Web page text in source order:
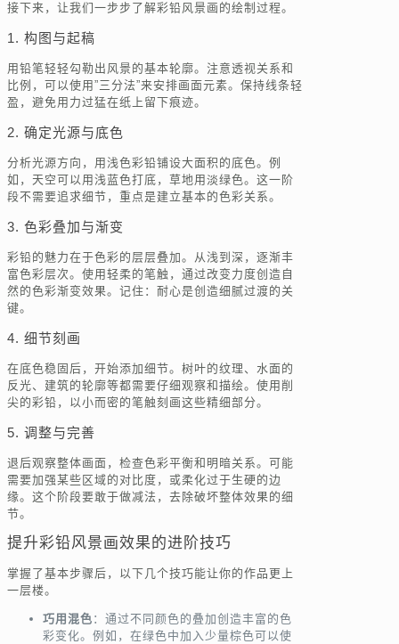
接下来，让我们一步步了解彩铅风景画的绘制过程。
1. 构图与起稿
用铅笔轻轻勾勒出风景的基本轮廓。注意透视关系和
比例，可以使用”三分法”来安排画面元素。保持线条轻
盈，避免用力过猛在纸上留下痕迹。
2. 确定光源与底色
分析光源方向，用浅色彩铅铺设大面积的底色。例
如，天空可以用浅蓝色打底，草地用淡绿色。这一阶
段不需要追求细节，重点是建立基本的色彩关系。
3. 色彩叠加与渐变
彩铅的魅力在于色彩的层层叠加。从浅到深，逐渐丰
富色彩层次。使用轻柔的笔触，通过改变力度创造自
然的色彩渐变效果。记住：耐心是创造细腻过渡的关
键。
4. 细节刻画
在底色稳固后，开始添加细节。树叶的纹理、水面的
反光、建筑的轮廓等都需要仔细观察和描绘。使用削
尖的彩铅，以小而密的笔触刻画这些精细部分。
5. 调整与完善
退后观察整体画面，检查色彩平衡和明暗关系。可能
需要加强某些区域的对比度，或柔化过于生硬的边
缘。这个阶段要敢于做减法，去除破坏整体效果的细
节。
提升彩铅风景画效果的进阶技巧
掌握了基本步骤后，以下几个技巧能让你的作品更上
一层楼。
巧用混色 ：通过不同颜色的叠加创造丰富的色
彩变化。例如，在绿色中加入少量棕色可以使